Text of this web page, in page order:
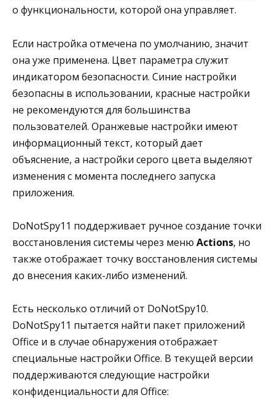
о функциональности, которой она управляет.
Если настройка отмечена по умолчанию, значит
она уже применена. Цвет параметра служит
индикатором безопасности. Синие настройки
безопасны в использовании, красные настройки
не рекомендуются для большинства
пользователей. Оранжевые настройки имеют
информационный текст, который дает
объяснение, а настройки серого цвета выделяют
изменения с момента последнего запуска
приложения.
DoNotSpy11 поддерживает ручное создание точки
восстановления системы через меню Actions, но
также отображает точку восстановления системы
до внесения каких-либо изменений.
Есть несколько отличий от DoNotSpy10.
DoNotSpy11 пытается найти пакет приложений
Office и в случае обнаружения отображает
специальные настройки Office. В текущей версии
поддерживаются следующие настройки
конфиденциальности для Office: